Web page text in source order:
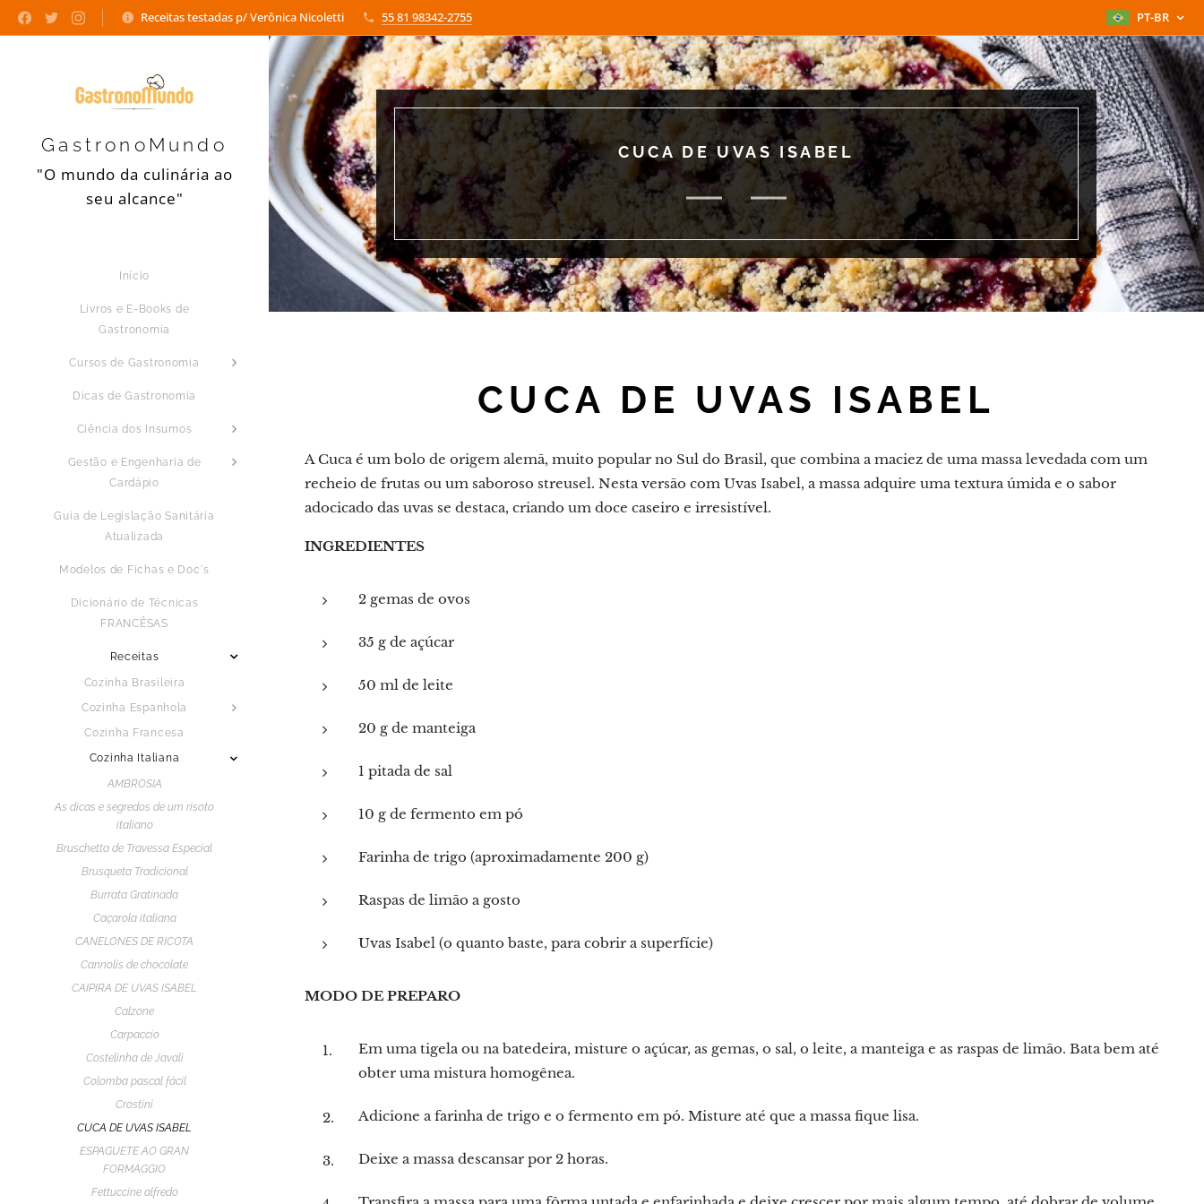
Receitas testadas p/ Verônica Nicoletti 55 81 98342-2755 PT-BR
GastronoMundo
"O mundo da culinária ao
seu alcance"
Início
Livros e E-Books de
Gastronomia
Cursos de Gastronomia
Dicas de Gastronomia
Ciência dos Insumos
Gestão e Engenharia de
Cardápio
Guia de Legislação Sanitária
Atualizada
Modelos de Fichas e Doc´s
Dicionário de Técnicas
FRANCÊSAS
Receitas
Cozinha Brasileira
Cozinha Espanhola
Cozinha Francesa
Cozinha Italiana
AMBROSIA
As dicas e segredos de um risoto
italiano
Bruschetta de Travessa Especial
Brusqueta Tradicional
Burrata Gratinada
Caçarola italiana
CANELONES DE RICOTA
Cannolis de chocolate
CAIPIRA DE UVAS ISABEL
Calzone
Carpaccio
Costelinha de Javali
Colomba pascal fácil
Crostini
CUCA DE UVAS ISABEL
ESPAGUETE AO GRAN
FORMAGGIO
Fettuccine alfredo
CUCA DE UVAS ISABEL
CUCA DE UVAS ISABEL
A Cuca é um bolo de origem alemã, muito popular no Sul do Brasil, que combina a maciez de uma massa levedada com um
recheio de frutas ou um saboroso streusel. Nesta versão com Uvas Isabel, a massa adquire uma textura úmida e o sabor
adocicado das uvas se destaca, criando um doce caseiro e irresistível.
INGREDIENTES
2 gemas de ovos
35 g de açúcar
50 ml de leite
20 g de manteiga
1 pitada de sal
10 g de fermento em pó
Farinha de trigo (aproximadamente 200 g)
Raspas de limão a gosto
Uvas Isabel (o quanto baste, para cobrir a superfície)
MODO DE PREPARO
Em uma tigela ou na batedeira, misture o açúcar, as gemas, o sal, o leite, a manteiga e as raspas de limão. Bata bem até
obter uma mistura homogênea.
Adicione a farinha de trigo e o fermento em pó. Misture até que a massa fique lisa.
Deixe a massa descansar por 2 horas.